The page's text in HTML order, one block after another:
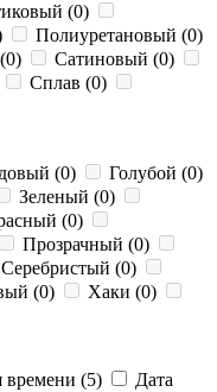
(0)
Полиуретановый (0)
Сатиновый (0)
Сплав (0)
(0)
Голубой (0)
Зеленый (0)
(0)
Прозрачный (0)
Серебристый (0)
(0)
Хаки (0)
времени (5)
Дата